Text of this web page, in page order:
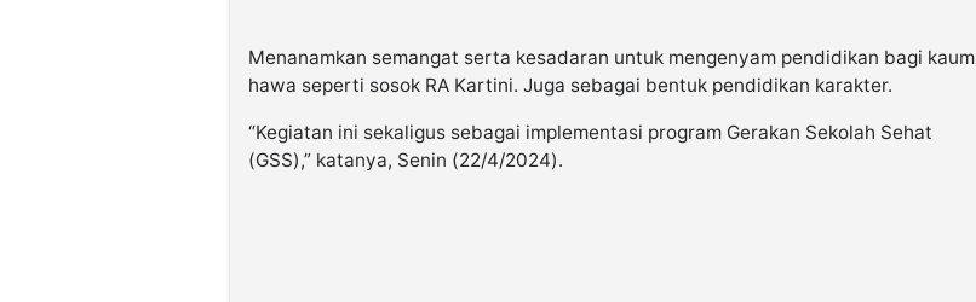
Menanamkan semangat serta kesadaran untuk mengenyam pendidikan bagi kaum
hawa seperti sosok RA Kartini. Juga sebagai bentuk pendidikan karakter.
“Kegiatan ini sekaligus sebagai implementasi program Gerakan Sekolah Sehat
(GSS),” katanya, Senin (22/4/2024).